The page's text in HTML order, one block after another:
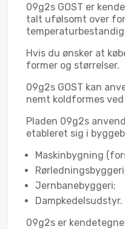
09g2s GOST er
talt ufølsomt over
Hvis du ønsker at
former og størrelser.
09g2s GOST kan
nemt koldformes
Pladen 09g2s
etableret sig i
Maskinbygning
Jernbanebyggeri;
Dampkedelsudstyr.
09g2s er